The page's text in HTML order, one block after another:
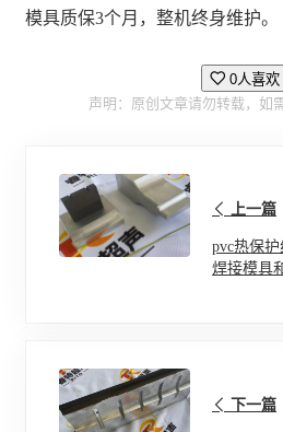
模具质保3个月，整机终身维护。
0人喜欢
声明：原创文章请勿转载，如
上一篇
pvc热保
焊接模具
下一篇